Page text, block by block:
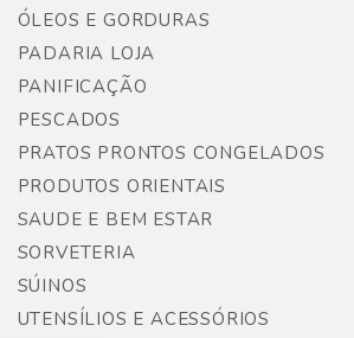
ÓLEOS E GORDURAS
PADARIA LOJA
PANIFICAÇÃO
PESCADOS
PRATOS PRONTOS CONGELADOS
PRODUTOS ORIENTAIS
SAUDE E BEM ESTAR
SORVETERIA
SÚINOS
UTENSÍLIOS E ACESSÓRIOS